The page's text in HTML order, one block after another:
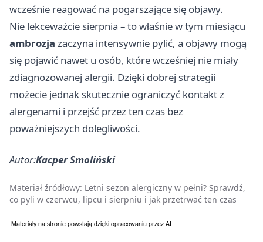
wcześnie reagować na pogarszające się objawy.
Nie lekceważcie sierpnia – to właśnie w tym miesiącu
ambrozja zaczyna intensywnie pylić, a objawy mogą
się pojawić nawet u osób, które wcześniej nie miały
zdiagnozowanej alergii. Dzięki dobrej strategii
możecie jednak skutecznie ograniczyć kontakt z
alergenami i przejść przez ten czas bez
poważniejszych dolegliwości.
Autor:Kacper Smoliński
Materiał źródłowy: Letni sezon alergiczny w pełni? Sprawdź,
co pyli w czerwcu, lipcu i sierpniu i jak przetrwać ten czas